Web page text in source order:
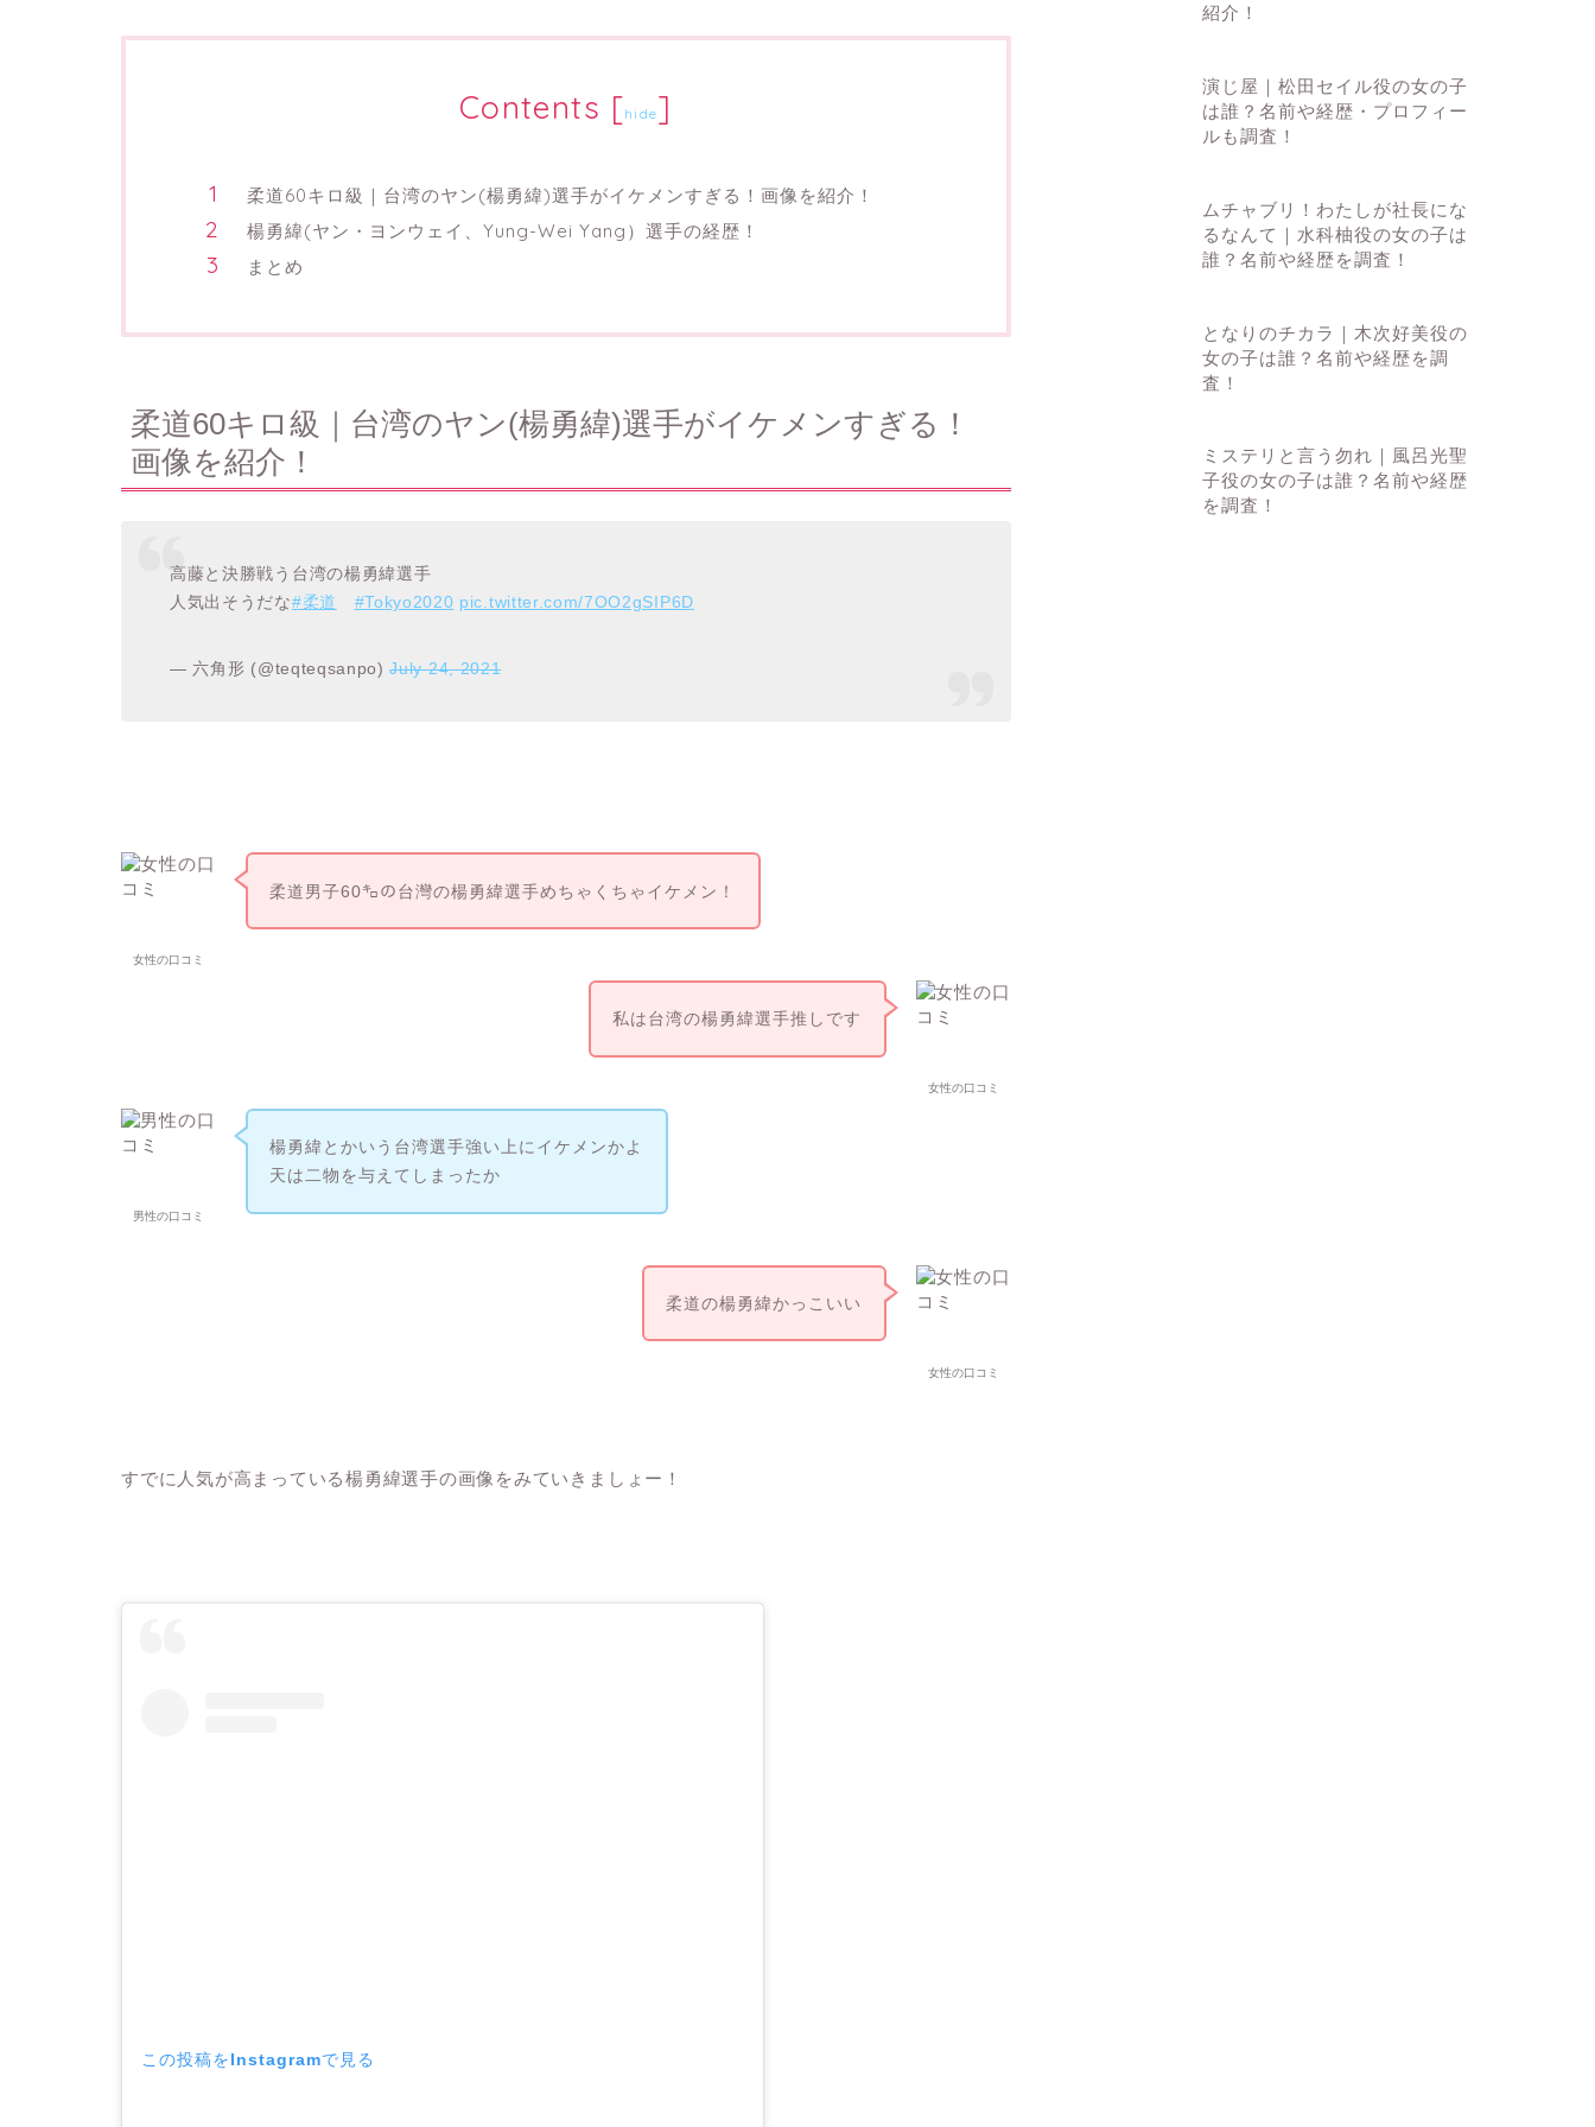
Contents [hide]
柔道60キロ級｜台湾のヤン(楊勇緯)選手がイケメンすぎる！画像を紹介！
楊勇緯(ヤン・ヨンウェイ、Yung-Wei Yang）選手の経歴！
まとめ
柔道60キロ級｜台湾のヤン(楊勇緯)選手がイケメンすぎる！
画像を紹介！
高藤と決勝戦う台湾の楊勇緯選手
人気出そうだな#柔道 #Tokyo2020 pic.twitter.com/7OO2gSIP6D
— 六角形 (@teqteqsanpo)July 24, 2021
女性の口コミ
柔道男子60㌔の台灣の楊勇緯選手めちゃくちゃイケメン！
女性の口コミ
私は台湾の楊勇緯選手推しです
男性の口コミ
楊勇緯とかいう台湾選手強い上にイケメンかよ
天は二物を与えてしまったか
女性の口コミ
柔道の楊勇緯かっこいい
すでに人気が高まっている楊勇緯選手の画像をみていきましょー！
この投稿をInstagramで見る
紹介！
演じ屋｜松田セイル役の女の子
は誰？名前や経歴・プロフィー
ルも調査！
ムチャブリ！わたしが社長にな
るなんて｜水科柚役の女の子は
誰？名前や経歴を調査！
となりのチカラ｜木次好美役の
女の子は誰？名前や経歴を調
査！
ミステリと言う勿れ｜風呂光聖
子役の女の子は誰？名前や経歴
を調査！